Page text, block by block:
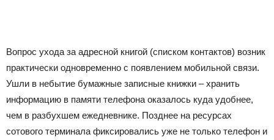
Вопрос ухода за адресной книгой (списком контактов) возник
практически одновременно с появлением мобильной связи.
Ушли в небытие бумажные записные книжки – хранить
информацию в памяти телефона оказалось куда удобнее,
чем в разбухшем ежедневнике. Позднее на ресурсах
сотового терминала фиксировались уже не только телефон и